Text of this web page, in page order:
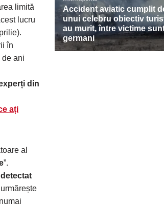
limită
lucru
în
de ani
din
ați
al
”.